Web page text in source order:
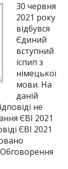
30 червня
2021 року
відбувся
Єдиний
вступний
іспип з
німецької
мови. На
даній
не
ЄВІ 2021
ЄВІ 2021